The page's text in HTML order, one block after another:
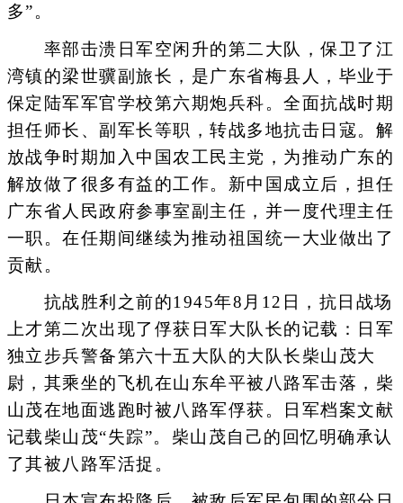
多”。
率部击溃日军空闲升的第二大队，保卫了江
湾镇的梁世骥副旅长，是广东省梅县人，毕业于
保定陆军军官学校第六期炮兵科。全面抗战时期
担任师长、副军长等职，转战多地抗击日寇。解
放战争时期加入中国农工民主党，为推动广东的
解放做了很多有益的工作。新中国成立后，担任
广东省人民政府参事室副主任，并一度代理主任
一职。在任期间继续为推动祖国统一大业做出了
贡献。
抗战胜利之前的1945年8月12日，抗日战场
上才第二次出现了俘获日军大队长的记载：日军
独立步兵警备第六十五大队的大队长柴山茂大
尉，其乘坐的飞机在山东牟平被八路军击落，柴
山茂在地面逃跑时被八路军俘获。日军档案文献
记载柴山茂“失踪”。柴山茂自己的回忆明确承认
了其被八路军活捉。